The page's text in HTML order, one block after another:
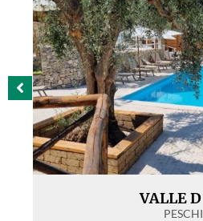
VALLE